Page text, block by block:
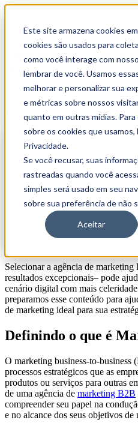
Este site armazena cookies
cookies são usados para
como você interage com
lembrar de você. Usamos
melhorar e personalizar sua
e métricas sobre nossos
quanto em outras mídias.
sobre os cookies que
Privacidade.
Se você recusar, suas
rastreadas quando você
simples será usado em seu
sobre sua preferência de não
Aceitar
Como escolher a agência
certa
Você está aqui:
Home
Marketing B2B
Como escolher a agência de
Navegue pelo conteúdo
Definindo o que é Marketing
A importância de selecionar
O valor que a agência de
Quais são os critérios para
Faça parceria com a agência
Selecionar a agência de
resultados excepcionais– pode
cenário digital com mais
preparamos esse conteúdo para
de marketing ideal para sua
Definindo o que é
O marketing business-to-business
processos estratégicos que as
produtos ou serviços para outras
de uma agência de marketing B2B
compreender seu papel na
e no alcance dos seus objetivos de